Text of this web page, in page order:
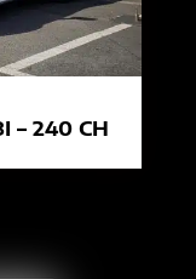
– 240 CH